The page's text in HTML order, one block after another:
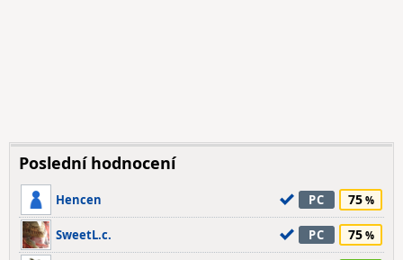
Poslední hodnocení
Hencen PC 75
SweetL.c. PC 75